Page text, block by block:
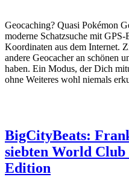
Geocaching? Quasi Pokémon
moderne Schatzsuche mit
Koordinaten aus dem Internet.
andere Geocacher an schönen
haben. Ein Modus, der Dich
ohne Weiteres wohl niemals
BigCityBeats:
siebten World Club
Edition